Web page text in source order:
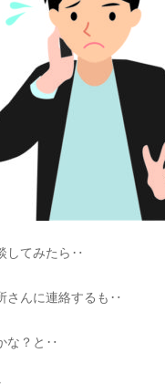
してみたら‥
さんに連絡するも‥
な？と‥